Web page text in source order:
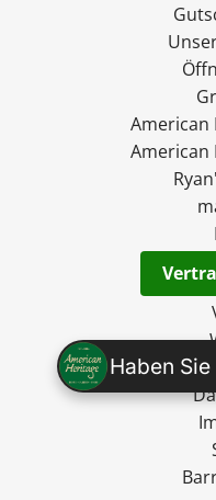
Haben Sie
American
American